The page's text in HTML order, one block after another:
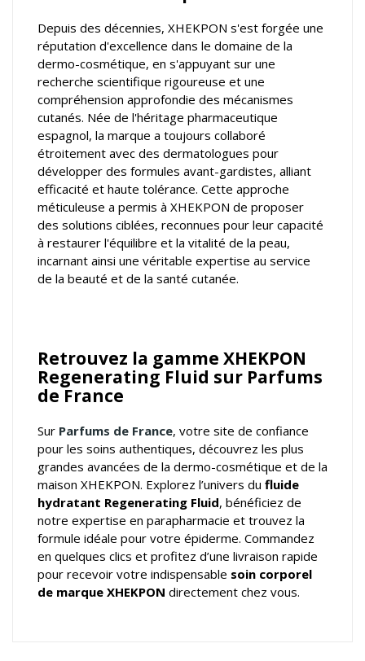
Depuis des décennies, XHEKPON s'est forgée une
réputation d'excellence dans le domaine de la
dermo-cosmétique, en s'appuyant sur une
recherche scientifique rigoureuse et une
compréhension approfondie des mécanismes
cutanés. Née de l'héritage pharmaceutique
espagnol, la marque a toujours collaboré
étroitement avec des dermatologues pour
développer des formules avant-gardistes, alliant
efficacité et haute tolérance. Cette approche
méticuleuse a permis à XHEKPON de proposer
des solutions ciblées, reconnues pour leur capacité
à restaurer l'équilibre et la vitalité de la peau,
incarnant ainsi une véritable expertise au service
de la beauté et de la santé cutanée.
Retrouvez la gamme XHEKPON
Regenerating Fluid sur Parfums
de France
Sur Parfums de France, votre site de confiance
pour les soins authentiques, découvrez les plus
grandes avancées de la dermo-cosmétique et de la
maison XHEKPON. Explorez l’univers du fluide
hydratant Regenerating Fluid, bénéficiez de
notre expertise en parapharmacie et trouvez la
formule idéale pour votre épiderme. Commandez
en quelques clics et profitez d’une livraison rapide
pour recevoir votre indispensable soin corporel
de marque XHEKPON directement chez vous.